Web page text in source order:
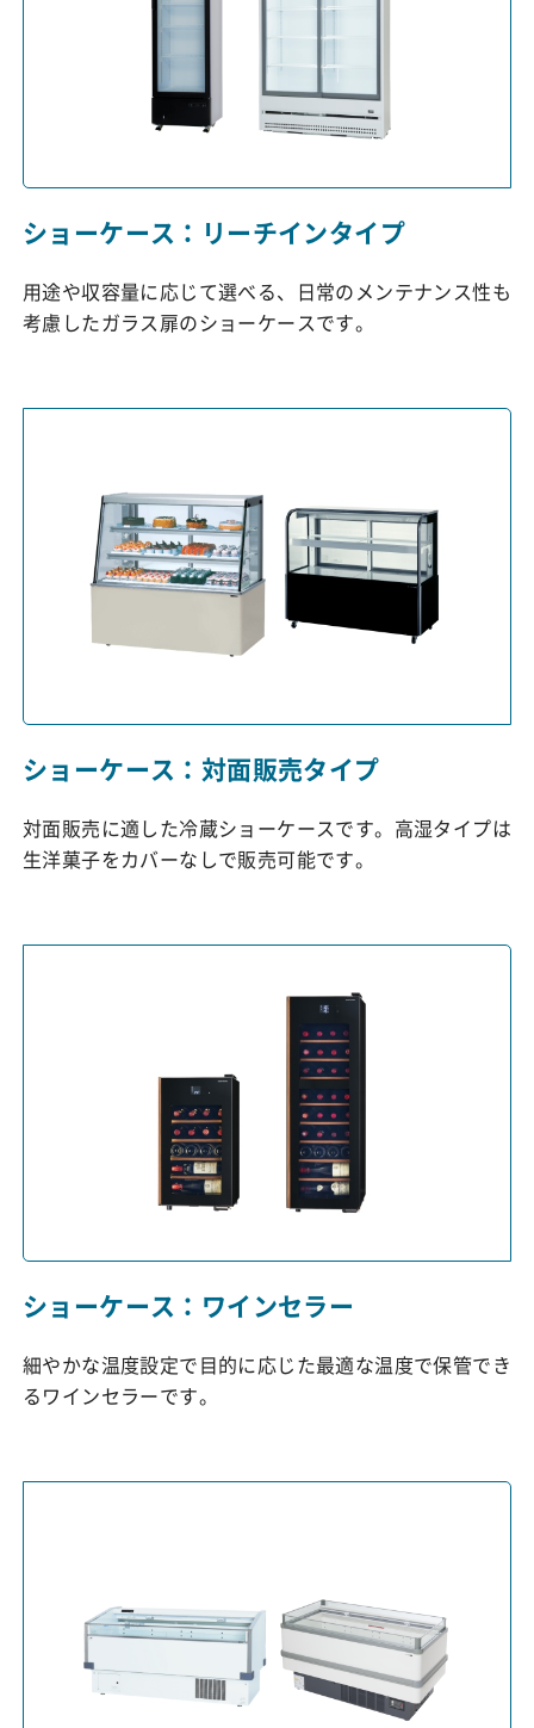
ショーケース：リーチインタイプ
用途や収容量に応じて選べる、日常のメンテナンス性も
考慮したガラス扉のショーケースです。
ショーケース：対面販売タイプ
対面販売に適した冷蔵ショーケースです。高湿タイプは
生洋菓子をカバーなしで販売可能です。
ショーケース：ワインセラー
細やかな温度設定で目的に応じた最適な温度で保管でき
るワインセラーです。